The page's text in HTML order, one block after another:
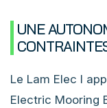
UNE
Le Lam Elec I
Electric Mooring